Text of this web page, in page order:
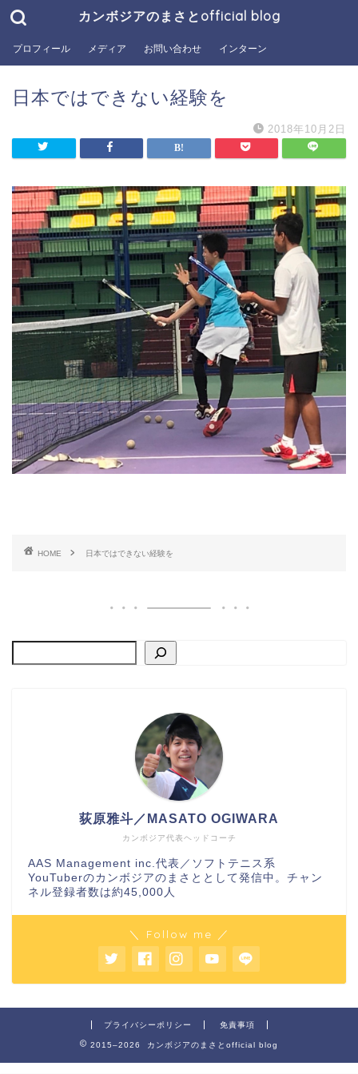
カンボジアのまさとofficial blog
プロフィール メディア お問い合わせ インターン
日本ではできない経験を
2018年10月2日
HOME 日本ではできない経験を
カンボジア代表ヘッドコーチ
荻原雅斗／MASATO OGIWARA
AAS Management inc.代表／ソフトテニス系
YouTuberのカンボジアのまさととして発信中。チャン
ネル登録者数は約45,000人
＼ Follow me ／
プライバシーポリシー 免責事項
2015–2026 カンボジアのまさとofficial blog